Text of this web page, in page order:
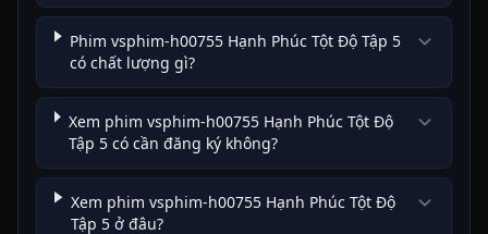
Phim vsphim-h00755 Hạnh Phúc Tột Độ Tập 5
có chất lượng gì?
Xem phim vsphim-h00755 Hạnh Phúc Tột Độ
Tập 5 có cần đăng ký không?
Xem phim vsphim-h00755 Hạnh Phúc Tột Độ
Tập 5 ở đâu?